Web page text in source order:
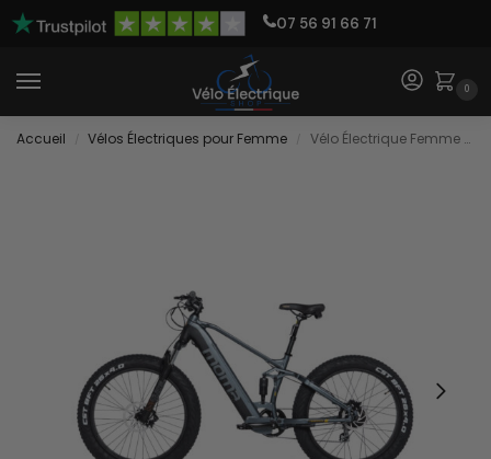
07 56 91 66 71
0
Accueil Vélos Électriques pour Femme Vélo Électrique Femme avec Suspension Avant et Arrière